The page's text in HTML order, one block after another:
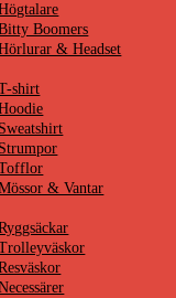
Boomers
& Headset
shirt
Sweatshirt
Strumpor
& Vantar